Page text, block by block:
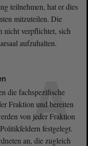
teilnehmen, hat er dies
mitzuteilen. Die
nicht verpflichtet, sich
aufzuhalten.
A
die fachspezifische
Fraktion und bereiten
von jeder Fraktion
festgelegt.
an, die zugleich